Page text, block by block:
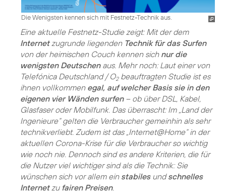
Die Wenigsten kennen sich mit Festnetz-Technik aus.
Eine aktuelle Festnetz-Studie zeigt: Mit der dem
Internetzugrunde liegenden Technik für das Surfen
von der heimischen Couch kennen sich nur die
wenigsten Deutschenaus. Mehr noch: Laut einer von
Telefónica Deutschland / O2beauftragten Studie ist es
ihnen vollkommen egal, auf welcher Basis sie in den
eigenen vier Wänden surfen– ob über DSL, Kabel,
Glasfaser oder Mobilfunk. Das überrascht: Im „Land der
Ingenieure“ gelten die Verbraucher gemeinhin als sehr
technikverliebt. Zudem ist das „Internet@Home“ in der
aktuellen Corona-Krise für die Verbraucher so wichtig
wie noch nie. Dennoch sind es andere Kriterien, die für
die Nutzer viel wichtiger sind als die Technik: Sie
wünschen sich vor allem ein stabilesundschnelles
Internetzu fairen Preisen.